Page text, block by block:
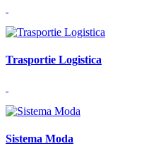
Trasportie Logistica
Sistema Moda